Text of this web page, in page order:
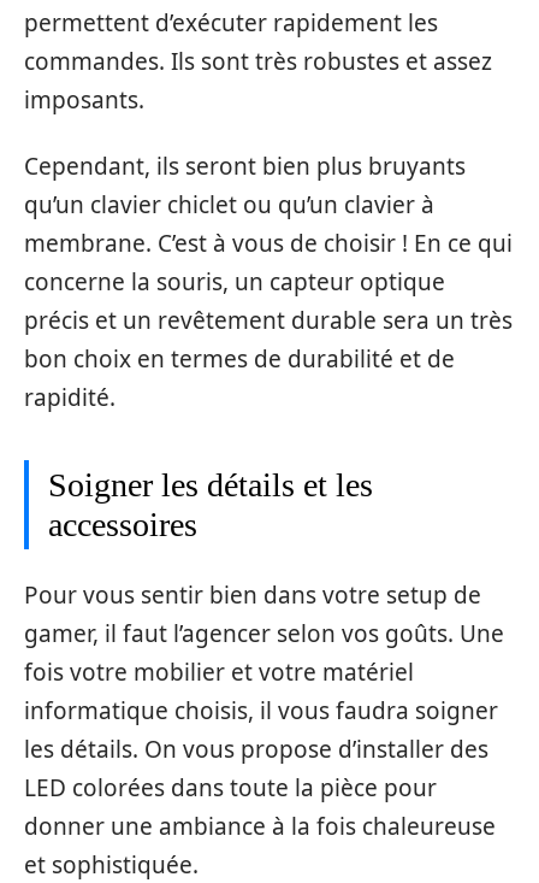
permettent d’exécuter rapidement les
commandes. Ils sont très robustes et assez
imposants.
Cependant, ils seront bien plus bruyants
qu’un clavier chiclet ou qu’un clavier à
membrane. C’est à vous de choisir ! En ce qui
concerne la souris, un capteur optique
précis et un revêtement durable sera un très
bon choix en termes de durabilité et de
rapidité.
Soigner les détails et les
accessoires
Pour vous sentir bien dans votre setup de
gamer, il faut l’agencer selon vos goûts. Une
fois votre mobilier et votre matériel
informatique choisis, il vous faudra soigner
les détails. On vous propose d’installer des
LED colorées dans toute la pièce pour
donner une ambiance à la fois chaleureuse
et sophistiquée.